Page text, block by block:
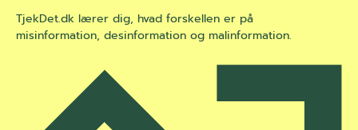
TjekDet.dk lærer dig, hvad forskellen er på
misinformation, desinformation og malinformation.